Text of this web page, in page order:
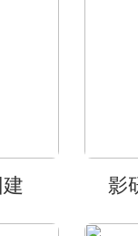
影